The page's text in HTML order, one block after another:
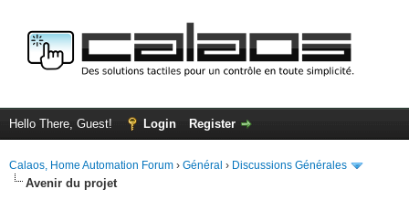
Hello There, Guest! Login Register
Calaos, Home Automation Forum › Général › Discussions Générales
Avenir du projet